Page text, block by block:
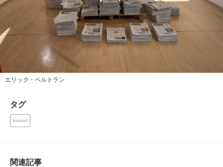
エリック・ベルトラン
タグ
kassel
関連記事